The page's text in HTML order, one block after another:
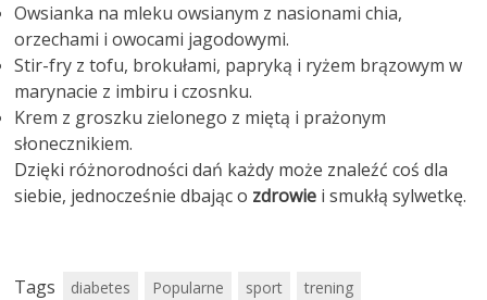
Owsianka na mleku owsianym z nasionami chia,
orzechami i owocami jagodowymi.
Stir-fry z tofu, brokułami, papryką i ryżem brązowym w
marynacie z imbiru i czosnku.
Krem z groszku zielonego z miętą i prażonym
słonecznikiem.
Dzięki różnorodności dań każdy może znaleźć coś dla
siebie, jednocześnie dbając o zdrowie i smukłą sylwetkę.
Tags diabetes Popularne sport trening